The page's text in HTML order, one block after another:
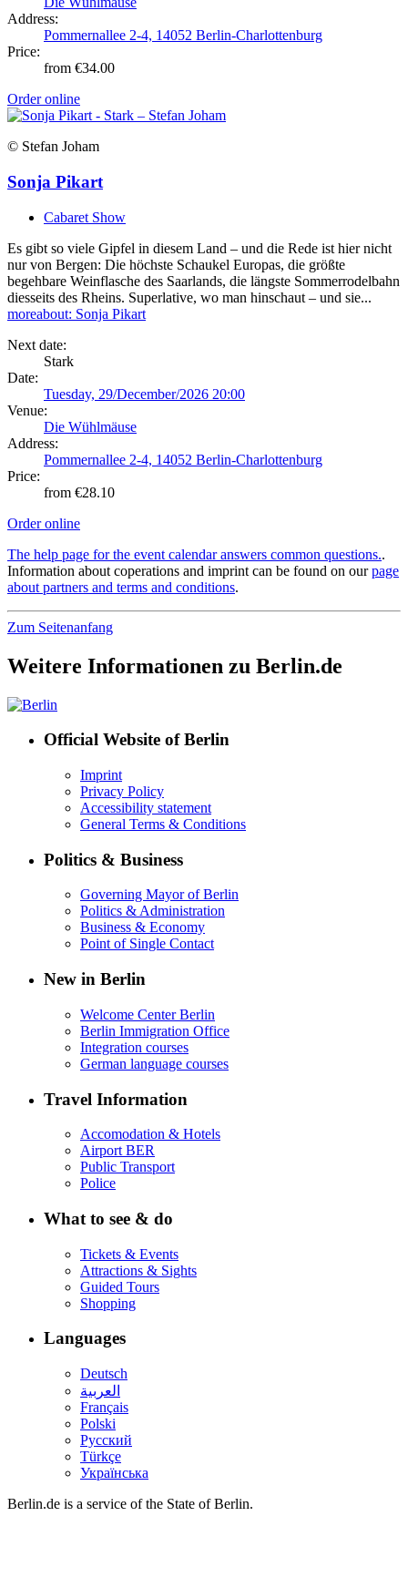
Address:
Pommernallee 2-4, 14052 Berlin-Charlottenburg
Price:
from €34.00
Order online
© Stefan Joham
Sonja Pikart
Cabaret Show
Es gibt so viele Gipfel in diesem Land – und die Rede ist hier nicht
nur von Bergen: Die höchste Schaukel Europas, die größte
begehbare Weinflasche des Saarlands, die längste Sommerrodelbahn
diesseits des Rheins. Superlative, wo man hinschaut – und sie...
moreabout: Sonja Pikart
Next date:
Stark
Date:
Tuesday, 29/December/2026 20:00
Venue:
Die Wühlmäuse
Address:
Pommernallee 2-4, 14052 Berlin-Charlottenburg
Price:
from €28.10
Order online
The help page for the event calendar answers common questions..
Information about coperations and imprint can be found on ourpage
about partners and terms and conditions.
Zum Seitenanfang
Weitere Informationen zu Berlin.de
Official Website of Berlin
Imprint
Privacy Policy
Accessibility statement
General Terms & Conditions
Politics & Business
Governing Mayor of Berlin
Politics & Administration
Business & Economy
Point of Single Contact
New in Berlin
Welcome Center Berlin
Berlin Immigration Office
Integration courses
German language courses
Travel Information
Accomodation & Hotels
Airport BER
Public Transport
Police
What to see & do
Tickets & Events
Attractions & Sights
Guided Tours
Shopping
Languages
Deutsch
العربية
Français
Polski
Русский
Türkçe
Українська
Berlin.de is a service of the State of Berlin.